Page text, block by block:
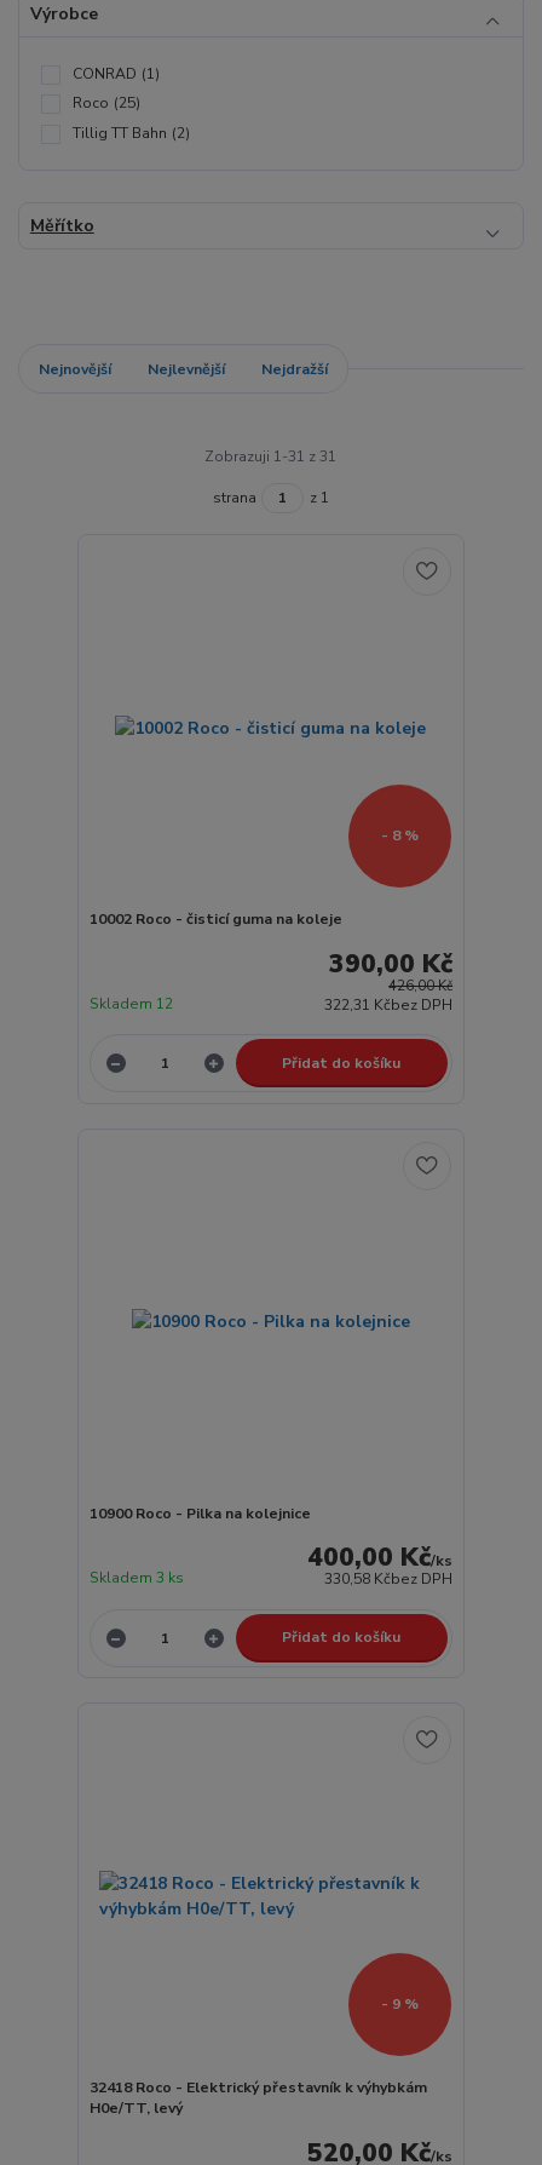
Výrobce
CONRAD (1)
Roco (25)
Tillig TT Bahn (2)
Měřítko
Nejnovější Nejlevnější Nejdražší
Zobrazuji 1-31 z 31
strana z 1
- 8 %
10002 Roco - čisticí guma na koleje
426,00 Kč
390,00 Kč
322,31 Kčbez DPH
Skladem 12
Přidat do košíku
10900 Roco - Pilka na kolejnice
400,00 Kč/ks
330,58 Kčbez DPH
Skladem 3 ks
Přidat do košíku
- 9 %
32418 Roco - Elektrický přestavník k výhybkám
H0e/TT, levý
520,00 Kč/ks